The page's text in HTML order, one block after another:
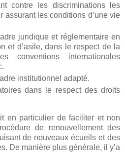
contre les discriminations les
assurant les conditions d’une vie
juridique et réglementaire en
et d’asile, dans le respect de la
conventions internationales
institutionnel adapté.
dans le respect des droits
en particulier de faciliter et non
de renouvellement des
de nouveaux écueils et des
De manière plus générale, il y’a